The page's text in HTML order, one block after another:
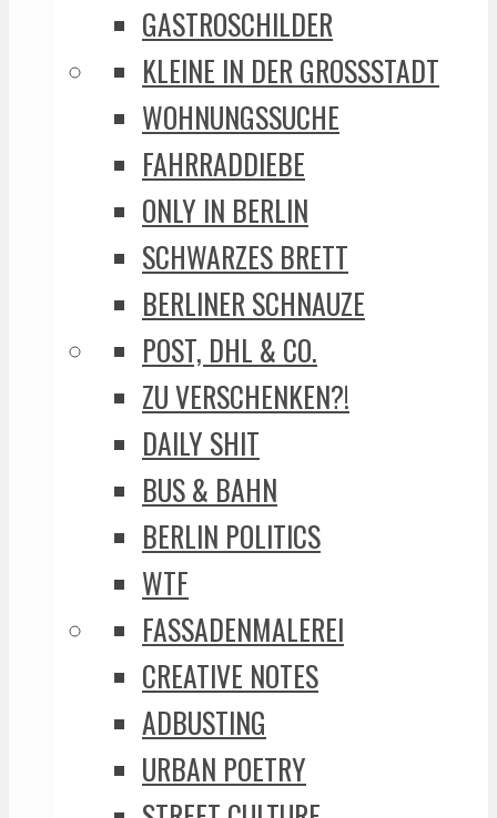
GASTROSCHILDER
KLEINE IN DER GROSSSTADT
WOHNUNGSSUCHE
FAHRRADDIEBE
ONLY IN BERLIN
SCHWARZES BRETT
BERLINER SCHNAUZE
POST, DHL & CO.
ZU VERSCHENKEN?!
DAILY SHIT
BUS & BAHN
BERLIN POLITICS
WTF
FASSADENMALEREI
CREATIVE NOTES
ADBUSTING
URBAN POETRY